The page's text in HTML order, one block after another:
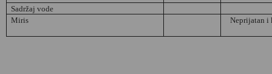
Sadržaj vode
Miris
Neprijatan i